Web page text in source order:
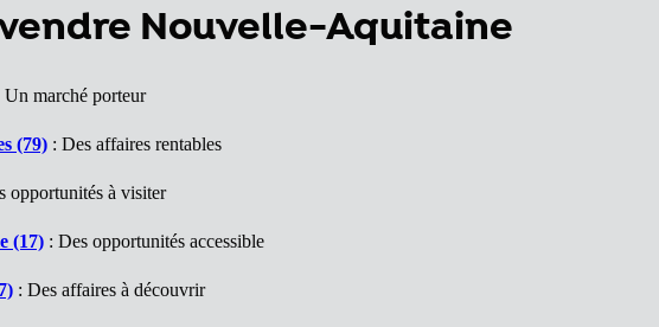
Nouvelle-Aquitaine
Un marché porteur
(79) : Des affaires rentables
opportunités à visiter
(17) : Des opportunités accessible
: Des affaires à découvrir